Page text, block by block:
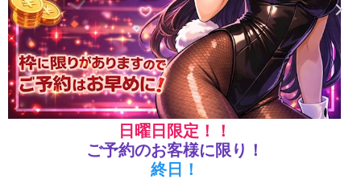
日曜日限定！！
ご予約のお客様に限り！
終日！
このお店をシェアする
LINE X (旧Twitter)
お店のURLをコピー
会員ログイン
女の子ログイン
店舗ログイン
北海道 東北
甲信越 北陸
関東 静岡